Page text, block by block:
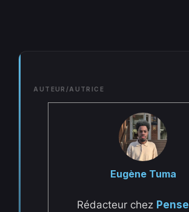
AUTEUR/AUTRICE
Eugène Tuma
Rédacteur chez